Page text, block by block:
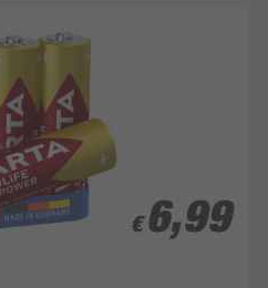
€ 6,99
€ 6,99